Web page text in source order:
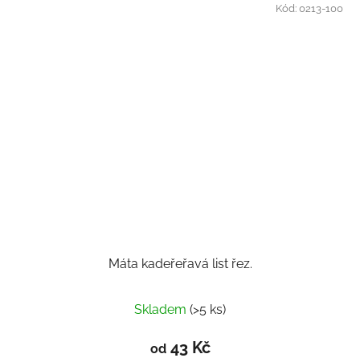
Máta kadeřeřavá list řez.
Skladem (>5 ks)
od43 Kč
Kód:0213-100